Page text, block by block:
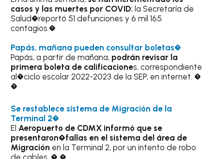
casos y las muertes por COVID; la Secretaría de
Salud�reportó 51 defunciones y 6 mil 165
contagios.�
Papás, mañana pueden consultar boletas�
Papás, a partir de mañana, podrán revisar la
primera boleta de calificaciones, correspondiente
al�ciclo escolar 2022-2023 de la SEP, en internet. �
�
Se restablece sistema de Migración de la
Terminal 2�
El Aeropuerto de CDMX informó que se
presentaron�fallas en el sistema del área de
Migración en la Terminal 2, por un intento de robo
de cables. � �